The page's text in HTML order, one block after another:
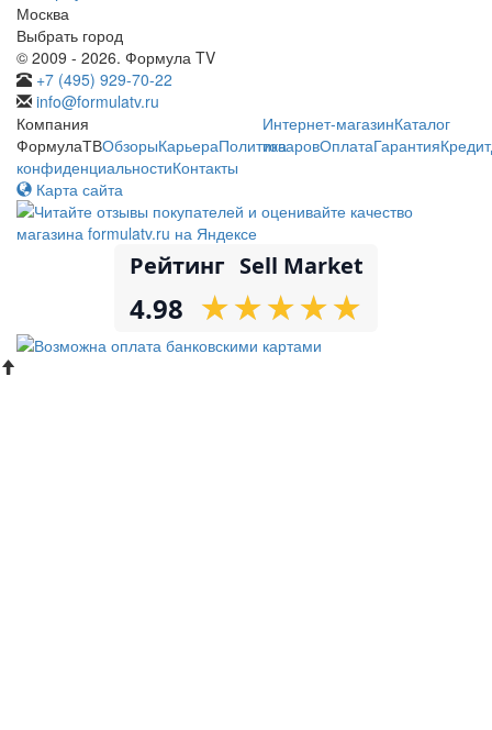
Москва
Выбрать город
© 2009 - 2026. Формула TV
+7 (495) 929-70-22
info@formulatv.ru
Компания
ФормулаТВОбзорыКарьераПолитика
конфиденциальностиКонтакты
Интернет-магазинКаталог
товаровОплатаГарантияКредит
Карта сайта
Рейтинг Sell Market
4.98 ★
★★
★★
★★
★★
★